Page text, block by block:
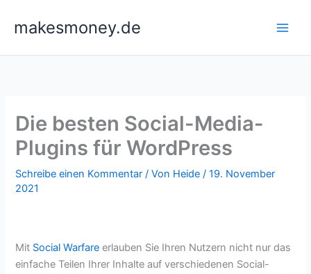
Inhaltmakesmoney.de
Die besten Social-Media-
Plugins für WordPress
Schreibe einen Kommentar / Von Heide/19. November
2021
Mit Social Warfare erlauben Sie Ihren Nutzern nicht nur das
einfache Teilen Ihrer Inhalte auf verschiedenen Social-